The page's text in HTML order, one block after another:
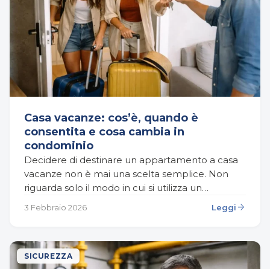
Casa vacanze: cos’è, quando è
consentita e cosa cambia in
condominio
Decidere di destinare un appartamento a casa
vacanze non è mai una scelta semplice. Non
riguarda solo il modo in cui si utilizza un
immobile di proprietà, ma incide su…
3 Febbraio 2026 Leggi arrow_forward
SICUREZZA